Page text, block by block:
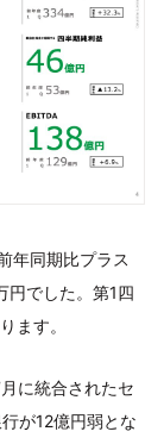
年同期比プラス
円でした。第1四
ます。
に統合されたセ
が12億円弱とな